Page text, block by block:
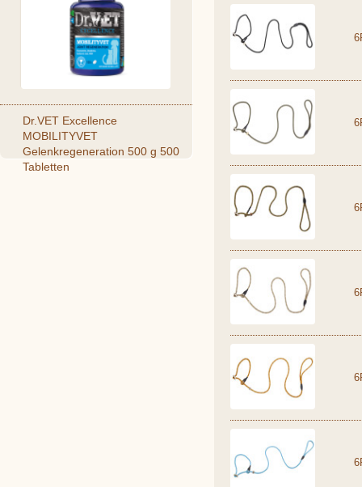
Dr.VET Excellence
MOBILITYVET
Gelenkregeneration 500 g 500
Tabletten